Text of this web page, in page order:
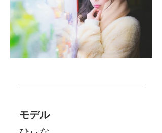
モデル